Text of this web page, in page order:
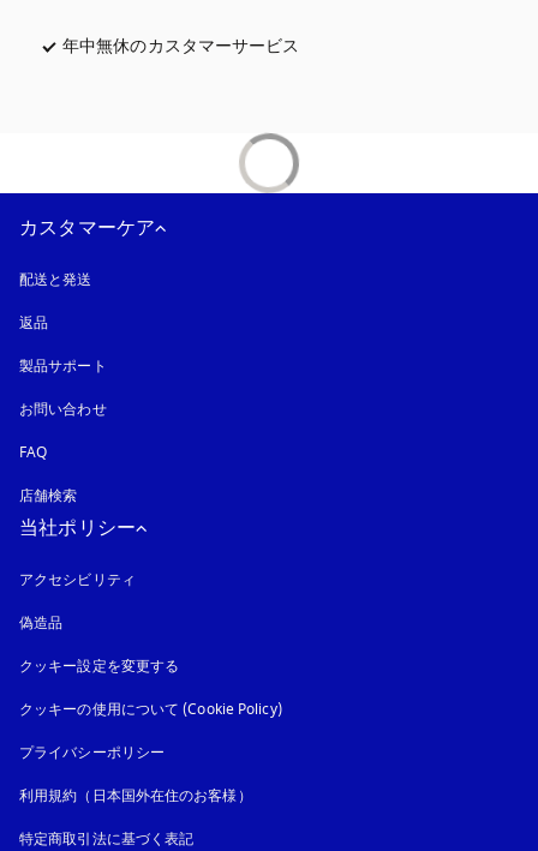
年中無休のカスタマーサービス
カスタマーケア
配送と発送
返品
製品サポート
お問い合わせ
FAQ
店舗検索
当社ポリシー
アクセシビリティ
偽造品
クッキー設定を変更する
クッキーの使用について (Cookie Policy)新しいタブに表示されます
プライバシーポリシー
利用規約（日本国外在住のお客様）
特定商取引法に基づく表記